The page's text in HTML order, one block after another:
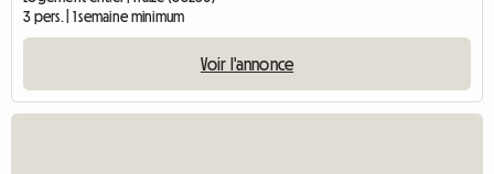
3 pers. | 1 semaine minimum
Voir l'annonce